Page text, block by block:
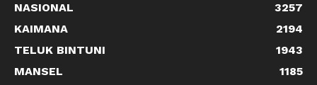
NASIONAL
3257
KAIMANA
2194
TELUK BINTUNI
1943
MANSEL
1185